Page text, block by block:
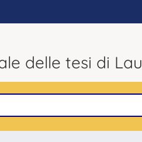
delle tesi di